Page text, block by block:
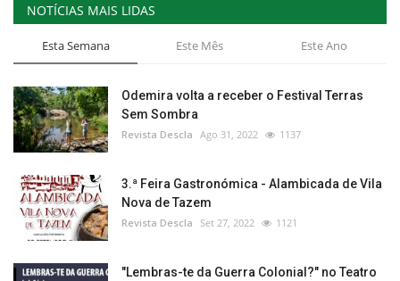
NOTÍCIAS MAIS LIDAS
Esta Semana Este Mês Este Ano
Odemira volta a receber o Festival Terras
Sem Sombra
Revista Descla Ago 31, 2022 1137
3.ª Feira Gastronómica - Alambicada de Vila
Nova de Tazem
Revista Descla Set 27, 2022 1121
"Lembras-te da Guerra Colonial?" no Teatro